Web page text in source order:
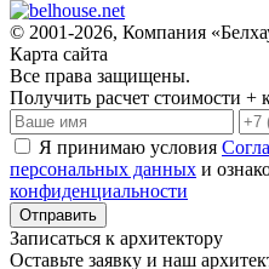
© 2001-2026, Компания
Карта сайта
Все права защищены.
Получить расчет стоимости +
Я принимаю условия
персональных данных и
конфиденциальности
Записаться к архитектору
Оставьте заявку и наш